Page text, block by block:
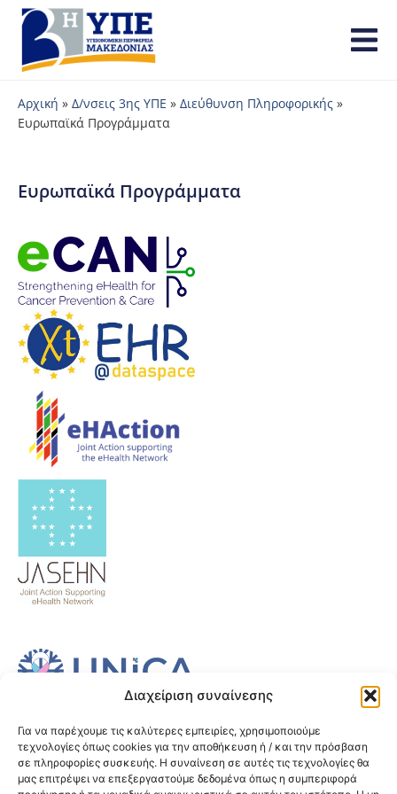
Διαχείριση συναίνεσης
Για να παρέχουμε τις καλύτερες εμπειρίες, χρησιμοποιούμε
τεχνολογίες όπως cookies για την αποθήκευση ή / και την πρόσβαση
σε πληροφορίες συσκευής. Η συναίνεση σε αυτές τις τεχνολογίες θα
μας επιτρέψει να επεξεργαστούμε δεδομένα όπως η συμπεριφορά
Αρχική » Δ/νσεις 3ης ΥΠΕ » Διεύθυνση Πληροφορικής »
Ευρωπαϊκά Προγράμματα
Ευρωπαϊκά Προγράμματα